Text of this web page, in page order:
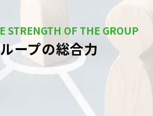
STRENGTH OF THE GROUP
ープの総合力